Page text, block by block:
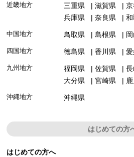
近畿地方 三重県 滋賀県
兵庫県
奈良県
中国地方 鳥取県 島根県
四国地方 徳島県 香川県
九州地方 福岡県 佐賀県
大分県
宮崎県
沖縄地方 沖縄県
はじめての方
はじめての方へ